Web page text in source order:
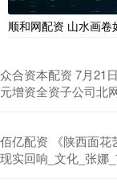
顺和网配资 山水画
众合资本配资 7月21
元增资全资子公司北
佰亿配资 《陕西面花
现实回响_文化_张娜